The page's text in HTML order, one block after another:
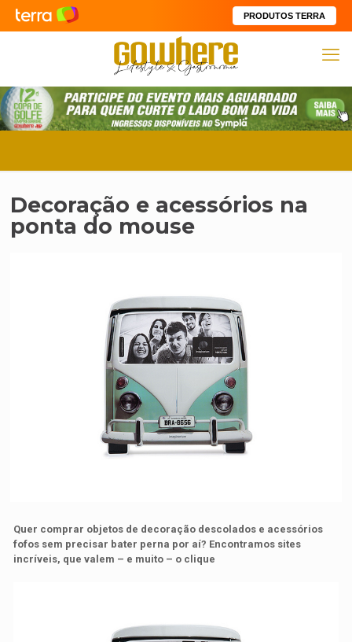
PRODUTOS TERRA
Decoração e acessórios na
ponta do mouse
Quer comprar objetos de decoração descolados e acessórios
fofos sem precisar bater perna por aí? Encontramos sites
incríveis, que valem – e muito – o clique